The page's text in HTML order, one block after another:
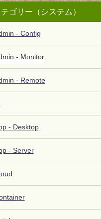
テゴリー（システム）
- Config
- Monitor
- Remote
- Desktop
- Server